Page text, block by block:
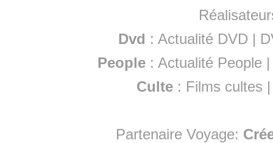
Dvd : Actualité DVD |
People :Actualité People
Culte : Films cultes
Partenaire Voyage: